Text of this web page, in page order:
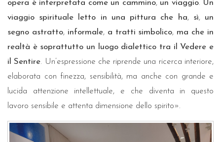
opera è interpretata come un cammino, un viaggio. Un
viaggio spirituale letto in una pittura che ha, sì, un
segno astratto, informale, a tratti simbolico, ma che in
realtà è soprattutto un luogo dialettico tra il Vedere e
il Sentire. Un’espressione che riprende una ricerca interiore,
elaborata con finezza, sensibilità, ma anche con grande e
lucida attenzione intellettuale, e che diventa in questo
lavoro sensibile e attenta dimensione dello spirito».